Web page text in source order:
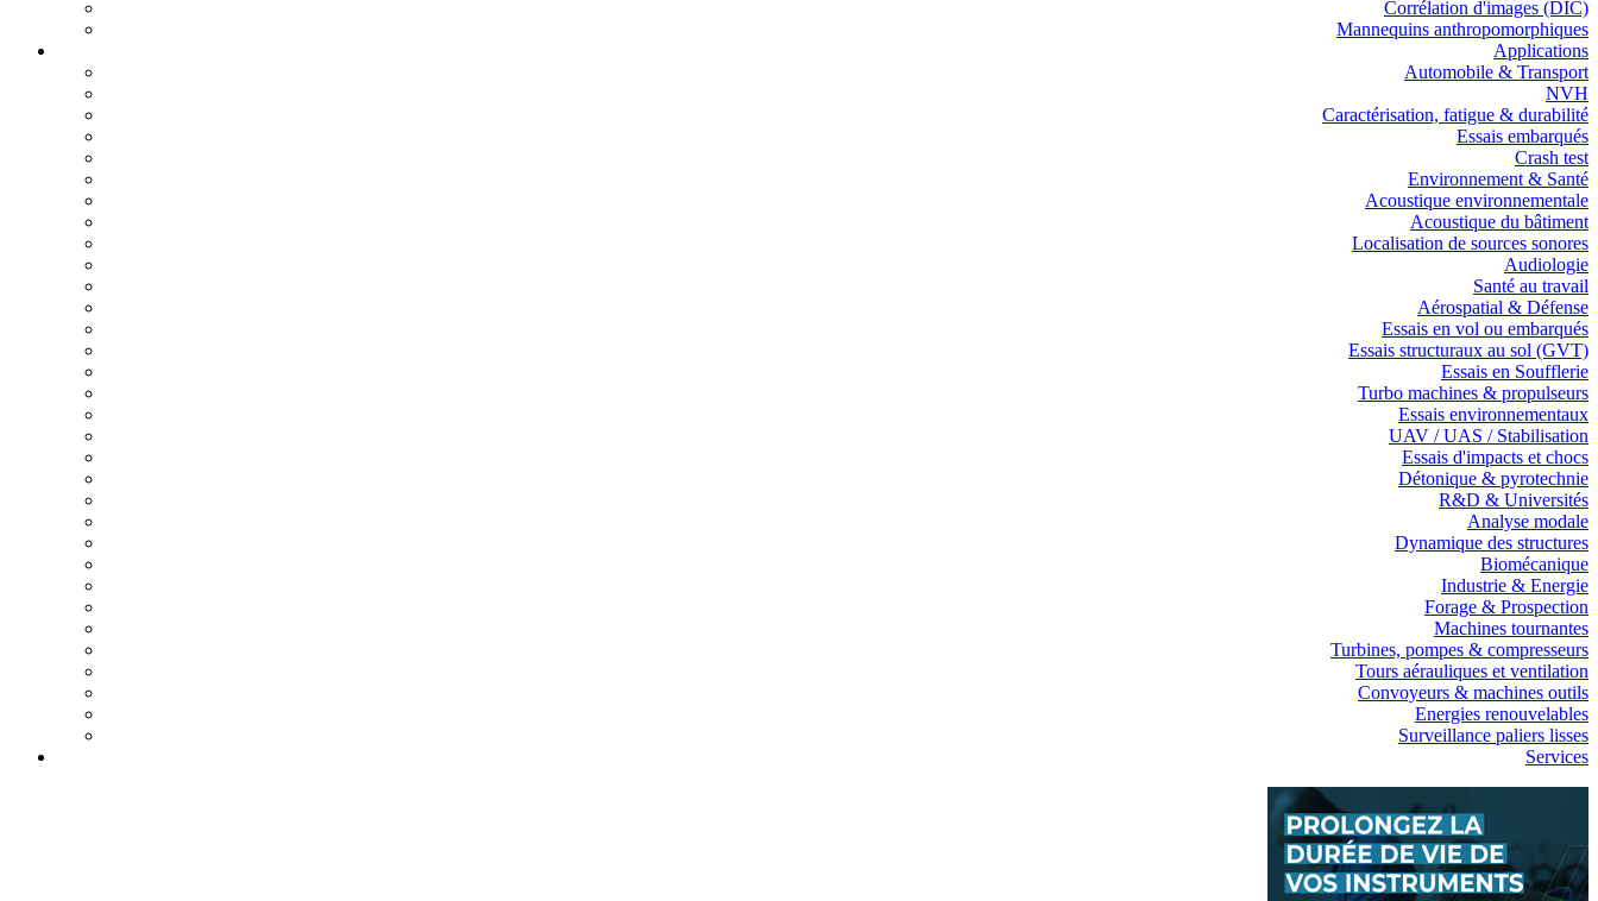
Corrélation d'images (DIC)
Mannequins anthropomorphiques
Applications
Automobile & Transport
NVH
Caractérisation, fatigue & durabilité
Essais embarqués
Crash test
Environnement & Santé
Acoustique environnementale
Acoustique du bâtiment
Localisation de sources sonores
Audiologie
Santé au travail
Aérospatial & Défense
Essais en vol ou embarqués
Essais structuraux au sol (GVT)
Essais en Soufflerie
Turbo machines & propulseurs
Essais environnementaux
UAV / UAS / Stabilisation
Essais d'impacts et chocs
Détonique & pyrotechnie
R&D & Universités
Analyse modale
Dynamique des structures
Biomécanique
Industrie & Energie
Forage & Prospection
Machines tournantes
Turbines, pompes & compresseurs
Tours aérauliques et ventilation
Convoyeurs & machines outils
Energies renouvelables
Surveillance paliers lisses
Services